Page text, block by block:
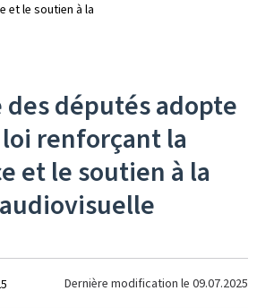
et le soutien à la
des députés adopte
renforçant la
et le soutien à la
Dernière modification le 09.07.2025